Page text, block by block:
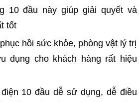
10 đầu này giúp giải quyết và
tốt
hồi sức khỏe, phòng vật lý trị
dụng cho khách hàng rất hiệu
10 đầu dễ sử dụng, dễ điều